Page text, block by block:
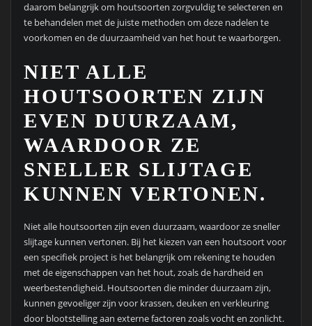
daarom belangrijk om houtsoorten zorgvuldig te selecteren en
te behandelen met de juiste methoden om deze nadelen te
voorkomen en de duurzaamheid van het hout te waarborgen.
NIET ALLE
HOUTSOORTEN ZIJN
EVEN DUURZAAM,
WAARDOOR ZE
SNELLER SLIJTAGE
KUNNEN VERTONEN.
Niet alle houtsoorten zijn even duurzaam, waardoor ze sneller
slijtage kunnen vertonen. Bij het kiezen van een houtsoort voor
een specifiek project is het belangrijk om rekening te houden
met de eigenschappen van het hout, zoals de hardheid en
weerbestendigheid. Houtsoorten die minder duurzaam zijn,
kunnen gevoeliger zijn voor krassen, deuken en verkleuring
door blootstelling aan externe factoren zoals vocht en zonlicht.